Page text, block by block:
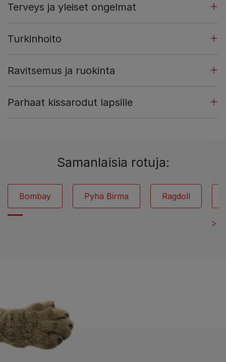
Terveys ja yleiset ongelmat
Turkinhoito
Ravitsemus ja ruokinta
Parhaat kissarodut lapsille
Samanlaisia rotuja:
Bombay Pyhä Birma Ragdoll